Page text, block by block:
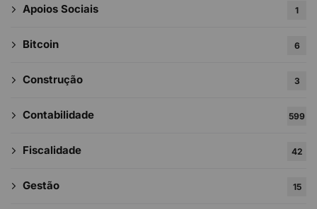
Apoios Sociais 1
Bitcoin 6
Construção 3
Contabilidade 599
Fiscalidade 42
Gestão 15